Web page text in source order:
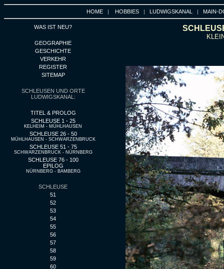
HOME | HOBBIES | LUDWIGSKANAL | MAIN-
WAS IST NEU?
GEOGRAPHIE
GESCHICHTE
VERKEHR
REGISTER
SITEMAP
SCHLEUSEN UND ORTE
LUDWIGSKANAL:
TITEL & PROLOG
SCHLEUSE 1 - 25
KELHEIM - MÜHLHAUSEN
SCHLEUSE 26 - 50
MÜHLHAUSEN - SCHWARZENBRUCK
SCHLEUSE 51 - 75
SCHWARZENBRUCK - NÜRNBERG
SCHLEUSE 76 - 100
EPILOG
NÜRNBERG - BAMBERG
SCHLEUSE
51
52
53
54
55
56
57
58
59
60